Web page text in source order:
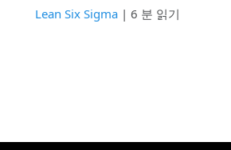
Lean Six Sigma | 6 분 읽기